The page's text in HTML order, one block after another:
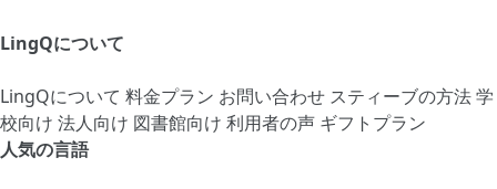
LingQについて
LingQについて 料金プラン お問い合わせ スティーブの方法学
校向け 法人向け 図書館向け 利用者の声 ギフトプラン
人気の言語